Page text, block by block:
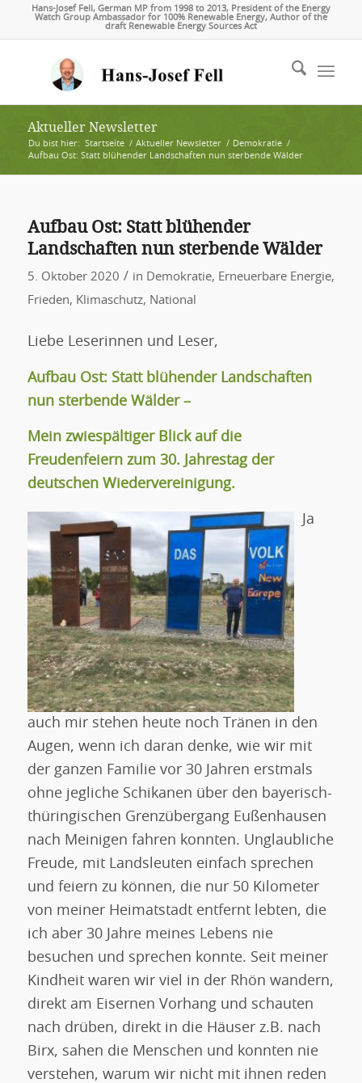
Hans-Josef Fell, German MP from 1998 to 2013, President of the Energy
Watch Group Ambassador for 100% Renewable Energy, Author of the
draft Renewable Energy Sources Act
Aktueller Newsletter
Du bist hier: Startseite / Aktueller Newsletter / Demokratie /
Aufbau Ost: Statt blühender Landschaften nun sterbende Wälder
Aufbau Ost: Statt blühender
Landschaften nun sterbende Wälder
5. Oktober 2020 / in Demokratie, Erneuerbare Energie,
Frieden, Klimaschutz, National
Liebe Leserinnen und Leser,
Aufbau Ost: Statt blühender Landschaften
nun sterbende Wälder –
Mein zwiespältiger Blick auf die
Freudenfeiern zum 30. Jahrestag der
deutschen Wiedervereinigung.
Ja
auch mir stehen heute noch Tränen in den
Augen, wenn ich daran denke, wie wir mit
der ganzen Familie vor 30 Jahren erstmals
ohne jegliche Schikanen über den bayerisch-
thüringischen Grenzübergang Eußenhausen
nach Meinigen fahren konnten. Unglaubliche
Freude, mit Landsleuten einfach sprechen
und feiern zu können, die nur 50 Kilometer
von meiner Heimatstadt entfernt lebten, die
ich aber 30 Jahre meines Lebens nie
besuchen und sprechen konnte. Seit meiner
Kindheit waren wir viel in der Rhön wandern,
direkt am Eisernen Vorhang und schauten
nach drüben, direkt in die Häuser z.B. nach
Birx, sahen die Menschen und konnten nie
verstehen, warum wir nicht mit ihnen reden